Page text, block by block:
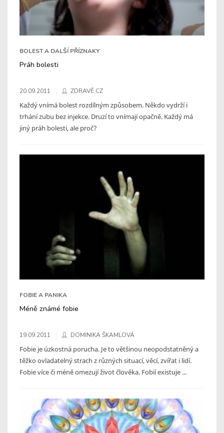
BOLEST A DALŠÍ PŘÍZNAKY
Práh bolesti
20.09.2011 ZDRAVĚ.CZ
Každý vnímá bolest rozdílným způsobem. Někdo vydrží i
trhání zubu bez injekce. Druzí to vnímají opačně. Každý má
jiný práh bolesti, ale proč?
FOBIE A PANIKA
Méně známé fobie
19.09.2011 DOMINIKA ŠKAMLOVÁ
Fobie je úzkostná porucha. Je to většinou neopodstatněný a
těžko ovladatelný strach z různých situací, věcí, zvířat i lidí.
Fobie více či méně omezují život člověka. Fobií existuje ...